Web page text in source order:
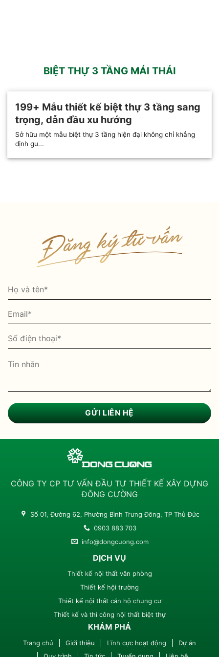
BIỆT THỰ 3 TẦNG MÁI THÁI
199+ Mẫu thiết kế biệt thự 3 tầng sang
trọng, dẫn đầu xu hướng
Sở hữu một mẫu biệt thự 3 tầng hiện đại không chỉ khẳng
định gu...
CÔNG TY CP TƯ VẤN ĐẦU TƯ THIẾT KẾ XÂY DỰNG
ĐÔNG CƯỜNG
Số 01, Đường 62, Phường Bình Trưng Đông, TP Thủ Đức
0903 883 703
info@dongcuong.com
DỊCH VỤ
Thiết kế nội thất văn phòng
Thiết kế hội trường
Thiết kế nội thất căn hộ chung cư
Thiết kế và thi công nội thất biệt thự
KHÁM PHÁ
Trang chủ Giới thiệu Lĩnh cực hoạt động
Dự án